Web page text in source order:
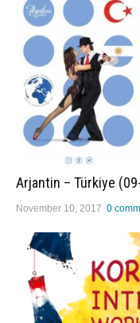
Arjantin – Türkiye
November 10, 2017 0